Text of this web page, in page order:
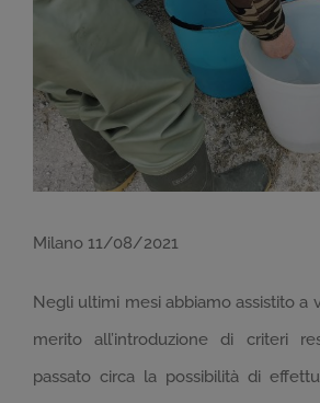
Milano 11/08/2021
Negli ultimi mesi abbiamo assistito a
merito all’introduzione di criteri
passato circa la possibilità di